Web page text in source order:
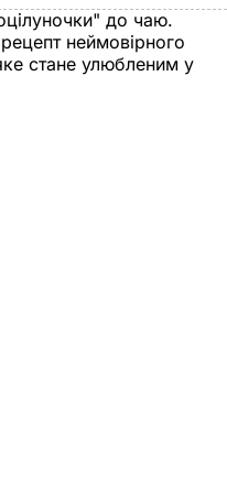
до чаю.
неймовірного
стане улюбленим у